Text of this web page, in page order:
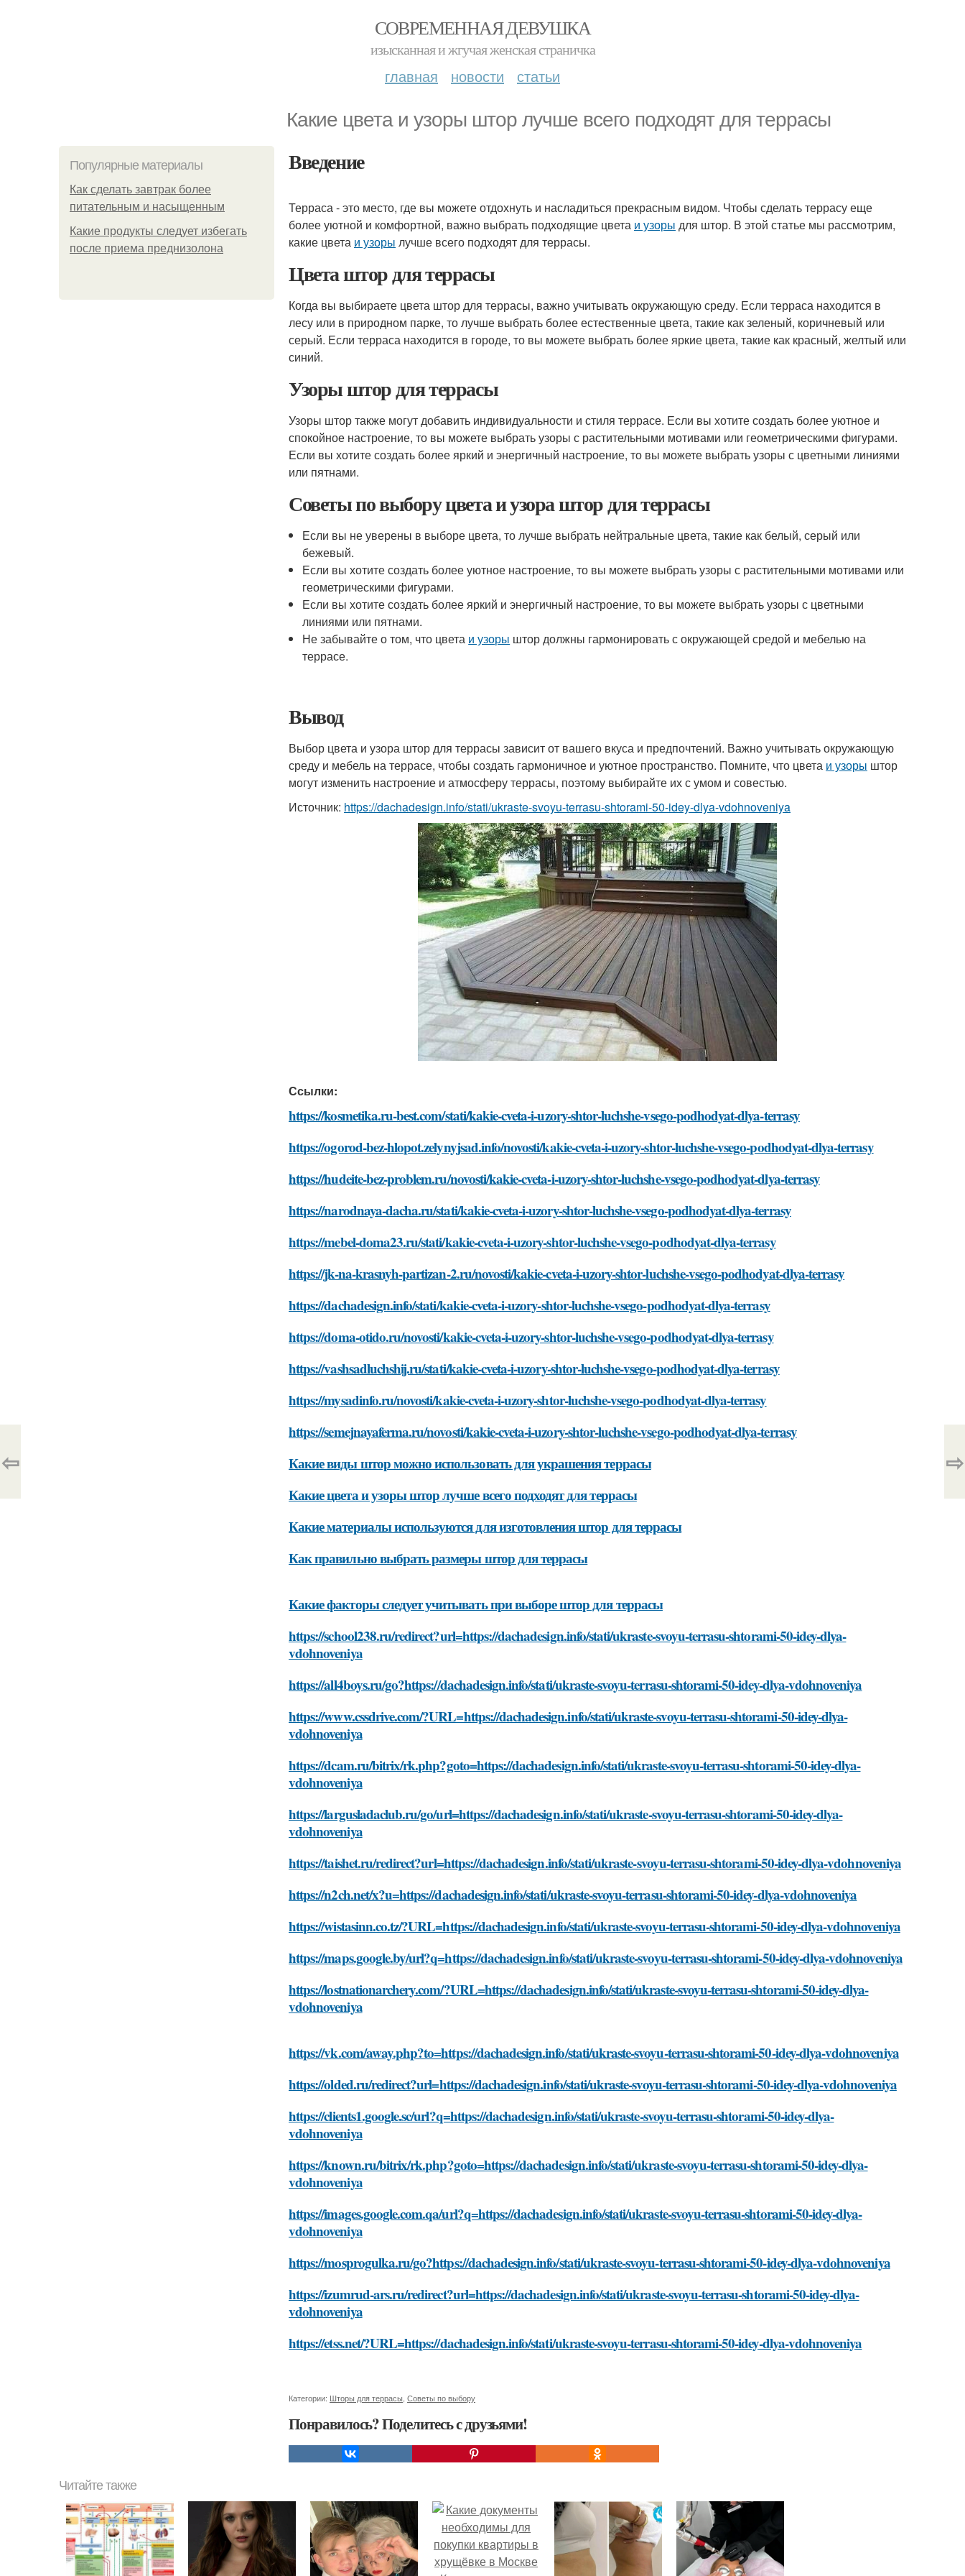
СОВРЕМЕННАЯ ДЕВУШКА
изысканная и жгучая женская страничка
главная новости статьи
Какие цвета и узоры штор лучше всего подходят для террасы
Популярные материалы
Как сделать завтрак более
питательным и насыщенным
Какие продукты следует избегать
после приема преднизолона
Введение
Терраса - это место, где вы можете отдохнуть и насладиться прекрасным видом. Чтобы сделать террасу еще
более уютной и комфортной, важно выбрать подходящие цвета и узоры для штор. В этой статье мы рассмотрим,
какие цвета и узоры лучше всего подходят для террасы.
Цвета штор для террасы
Когда вы выбираете цвета штор для террасы, важно учитывать окружающую среду. Если терраса находится в
лесу или в природном парке, то лучше выбрать более естественные цвета, такие как зеленый, коричневый или
серый. Если терраса находится в городе, то вы можете выбрать более яркие цвета, такие как красный, желтый или
синий.
Узоры штор для террасы
Узоры штор также могут добавить индивидуальности и стиля террасе. Если вы хотите создать более уютное и
спокойное настроение, то вы можете выбрать узоры с растительными мотивами или геометрическими фигурами.
Если вы хотите создать более яркий и энергичный настроение, то вы можете выбрать узоры с цветными линиями
или пятнами.
Советы по выбору цвета и узора штор для террасы
Если вы не уверены в выборе цвета, то лучше выбрать нейтральные цвета, такие как белый, серый или
бежевый.
Если вы хотите создать более уютное настроение, то вы можете выбрать узоры с растительными мотивами или
геометрическими фигурами.
Если вы хотите создать более яркий и энергичный настроение, то вы можете выбрать узоры с цветными
линиями или пятнами.
Не забывайте о том, что цвета и узоры штор должны гармонировать с окружающей средой и мебелью на
террасе.
Вывод
Выбор цвета и узора штор для террасы зависит от вашего вкуса и предпочтений. Важно учитывать окружающую
среду и мебель на террасе, чтобы создать гармоничное и уютное пространство. Помните, что цвета и узоры штор
могут изменить настроение и атмосферу террасы, поэтому выбирайте их с умом и совестью.
Источник: https://dachadesign.info/stati/ukraste-svoyu-terrasu-shtorami-50-idey-dlya-vdohnoveniya
Ссылки:
https://kosmetika.ru-best.com/stati/kakie-cveta-i-uzory-shtor-luchshe-vsego-podhodyat-dlya-terrasy
https://ogorod-bez-hlopot.zelynyjsad.info/novosti/kakie-cveta-i-uzory-shtor-luchshe-vsego-podhodyat-dlya-terrasy
https://hudeite-bez-problem.ru/novosti/kakie-cveta-i-uzory-shtor-luchshe-vsego-podhodyat-dlya-terrasy
https://narodnaya-dacha.ru/stati/kakie-cveta-i-uzory-shtor-luchshe-vsego-podhodyat-dlya-terrasy
https://mebel-doma23.ru/stati/kakie-cveta-i-uzory-shtor-luchshe-vsego-podhodyat-dlya-terrasy
https://jk-na-krasnyh-partizan-2.ru/novosti/kakie-cveta-i-uzory-shtor-luchshe-vsego-podhodyat-dlya-terrasy
https://dachadesign.info/stati/kakie-cveta-i-uzory-shtor-luchshe-vsego-podhodyat-dlya-terrasy
https://doma-otido.ru/novosti/kakie-cveta-i-uzory-shtor-luchshe-vsego-podhodyat-dlya-terrasy
https://vashsadluchshij.ru/stati/kakie-cveta-i-uzory-shtor-luchshe-vsego-podhodyat-dlya-terrasy
https://mysadinfo.ru/novosti/kakie-cveta-i-uzory-shtor-luchshe-vsego-podhodyat-dlya-terrasy
https://semejnayaferma.ru/novosti/kakie-cveta-i-uzory-shtor-luchshe-vsego-podhodyat-dlya-terrasy
Какие виды штор можно использовать для украшения террасы
Какие цвета и узоры штор лучше всего подходят для террасы
Какие материалы используются для изготовления штор для террасы
Как правильно выбрать размеры штор для террасы
Какие факторы следует учитывать при выборе штор для террасы
https://school238.ru/redirect?url=https://dachadesign.info/stati/ukraste-svoyu-terrasu-shtorami-50-idey-dlya-
vdohnoveniya
https://all4boys.ru/go?https://dachadesign.info/stati/ukraste-svoyu-terrasu-shtorami-50-idey-dlya-vdohnoveniya
https://www.cssdrive.com/?URL=https://dachadesign.info/stati/ukraste-svoyu-terrasu-shtorami-50-idey-dlya-
vdohnoveniya
https://dcam.ru/bitrix/rk.php?goto=https://dachadesign.info/stati/ukraste-svoyu-terrasu-shtorami-50-idey-dlya-
vdohnoveniya
https://largusladaclub.ru/go/url=https://dachadesign.info/stati/ukraste-svoyu-terrasu-shtorami-50-idey-dlya-
vdohnoveniya
https://taishet.ru/redirect?url=https://dachadesign.info/stati/ukraste-svoyu-terrasu-shtorami-50-idey-dlya-vdohnoveniya
https://n2ch.net/x?u=https://dachadesign.info/stati/ukraste-svoyu-terrasu-shtorami-50-idey-dlya-vdohnoveniya
https://wistasinn.co.tz/?URL=https://dachadesign.info/stati/ukraste-svoyu-terrasu-shtorami-50-idey-dlya-vdohnoveniya
https://maps.google.by/url?q=https://dachadesign.info/stati/ukraste-svoyu-terrasu-shtorami-50-idey-dlya-vdohnoveniya
https://lostnationarchery.com/?URL=https://dachadesign.info/stati/ukraste-svoyu-terrasu-shtorami-50-idey-dlya-
vdohnoveniya
https://vk.com/away.php?to=https://dachadesign.info/stati/ukraste-svoyu-terrasu-shtorami-50-idey-dlya-vdohnoveniya
https://olded.ru/redirect?url=https://dachadesign.info/stati/ukraste-svoyu-terrasu-shtorami-50-idey-dlya-vdohnoveniya
https://clients1.google.sc/url?q=https://dachadesign.info/stati/ukraste-svoyu-terrasu-shtorami-50-idey-dlya-
vdohnoveniya
https://known.ru/bitrix/rk.php?goto=https://dachadesign.info/stati/ukraste-svoyu-terrasu-shtorami-50-idey-dlya-
vdohnoveniya
https://images.google.com.qa/url?q=https://dachadesign.info/stati/ukraste-svoyu-terrasu-shtorami-50-idey-dlya-
vdohnoveniya
https://mosprogulka.ru/go?https://dachadesign.info/stati/ukraste-svoyu-terrasu-shtorami-50-idey-dlya-vdohnoveniya
https://izumrud-ars.ru/redirect?url=https://dachadesign.info/stati/ukraste-svoyu-terrasu-shtorami-50-idey-dlya-
vdohnoveniya
https://etss.net/?URL=https://dachadesign.info/stati/ukraste-svoyu-terrasu-shtorami-50-idey-dlya-vdohnoveniya
Категории: Шторы для террасы Советы по выбору
Понравилось? Поделитесь с друзьями!
⇦ ⇨
Читайте также